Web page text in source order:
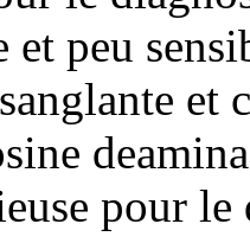
et peu
et
pour